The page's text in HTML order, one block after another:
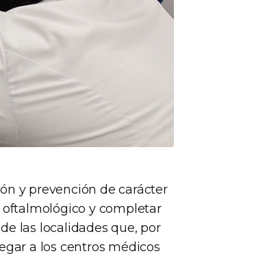
y prevención de carácter
y completar
las localidades que, por
a los centros médicos